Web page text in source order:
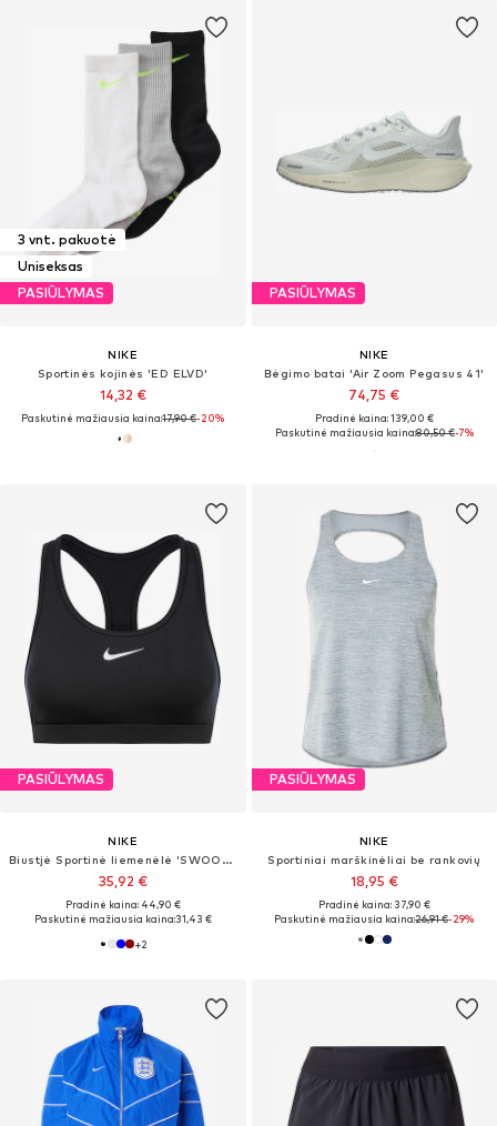
3 vnt. pakuotė
Uniseksas
PASIŪLYMAS
NIKE
Sportinės kojinės 'ED ELVD'
14,32 €
Paskutinė mažiausia kaina:17,90 €-20%
PASIŪLYMAS
NIKE
Bėgimo batai 'Air Zoom Pegasus 41'
74,75 €
Pradinė kaina: 139,00 €
Paskutinė mažiausia kaina:80,50 €-7%
PASIŪLYMAS
NIKE
Biustjė Sportinė liemenėlė 'SWOOSH'
35,92 €
Pradinė kaina: 44,90 €
Paskutinė mažiausia kaina:31,43 €
+2
PASIŪLYMAS
NIKE
Sportiniai marškinėliai be rankovių
18,95 €
Pradinė kaina: 37,90 €
Paskutinė mažiausia kaina:26,91 €-29%